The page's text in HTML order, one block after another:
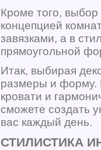
Кроме того,
концепцией
завязками, а в
прямоугольной
Итак, выбирая
размеры и форму.
кровати и
сможете создать
вас каждый день.
СТИЛИСТИКА